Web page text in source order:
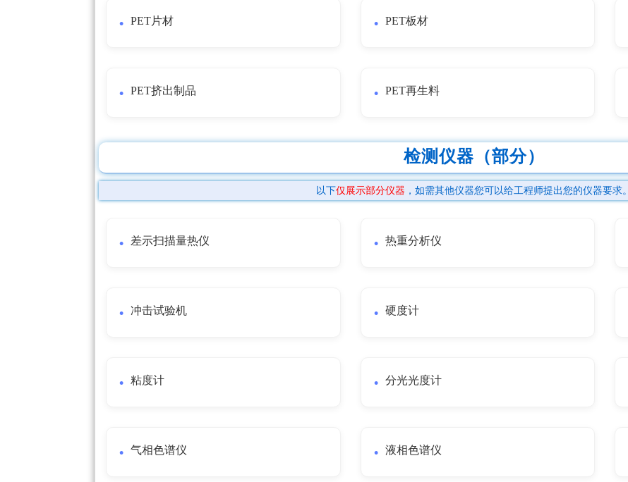
PET片材 PET板材
PET挤出制品 PET再生料
检测仪器（部分）
以下仅展示部分仪器 ，如需其他仪器您可以给工程师提出您的仪器要求。
差示扫描量热仪 热重分析仪
冲击试验机 硬度计
粘度计 分光光度计
气相色谱仪 液相色谱仪